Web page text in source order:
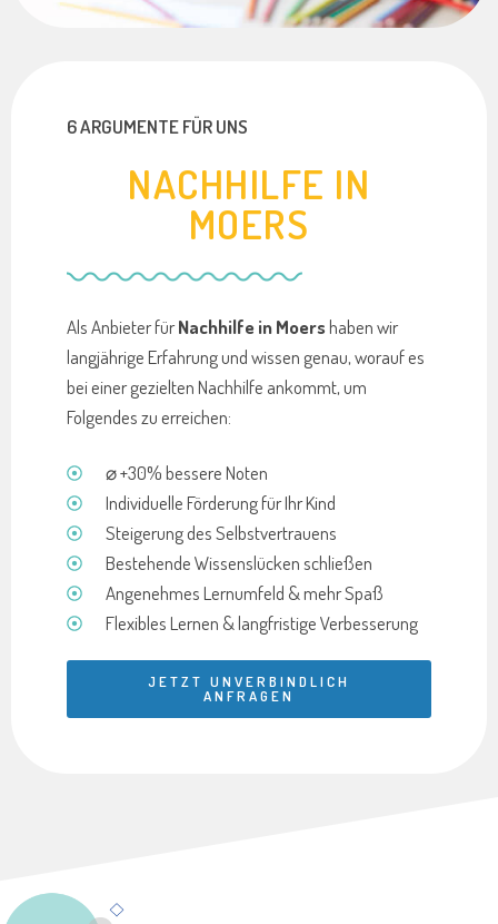
6 ARGUMENTE FÜR UNS
NACHHILFE IN
MOERS
Als Anbieter fürNachhilfe in Moershaben wir
langjährige Erfahrung und wissen genau, worauf es
bei einer gezielten Nachhilfe ankommt, um
Folgendes zu erreichen:
⌀ +30% bessere Noten
Individuelle Förderung für Ihr Kind
Steigerung des Selbstvertrauens
Bestehende Wissenslücken schließen
Angenehmes Lernumfeld & mehr Spaß
Flexibles Lernen & langfristige Verbesserung
JETZT UNVERBINDLICH
ANFRAGEN